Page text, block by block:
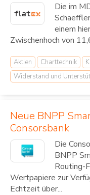
Die im
einem
Zwischenhoch von
Aktien Charttechnik
Widerstand und
Neue BNPP
Consorsbank
Die
BNPP
Routing-
Wertpapiere zur
Echtzeit über...